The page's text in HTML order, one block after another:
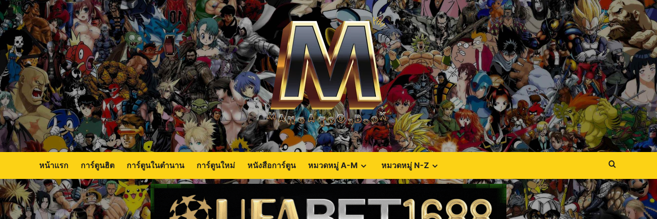
Skip
to
content
หน้าแรก การ์ตูนฮิต การ์ตูนในตำนาน การ์ตูนใหม่ หนังสือการ์ตูน หมวดหมู่ A-M หมวดหมู่ N-Z